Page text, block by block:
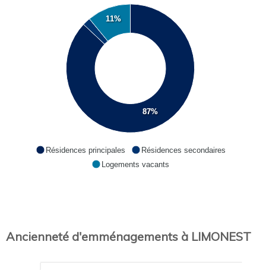
87%
11%
Résidences principales
Résidences secondaires
Logements vacants
Ancienneté d'emménagements à LIMONEST